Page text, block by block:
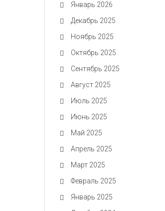
Январь 2026
Декабрь 2025
Ноябрь 2025
Октябрь 2025
Сентябрь 2025
Август 2025
Июль 2025
Июнь 2025
Май 2025
Апрель 2025
Март 2025
Февраль 2025
Январь 2025